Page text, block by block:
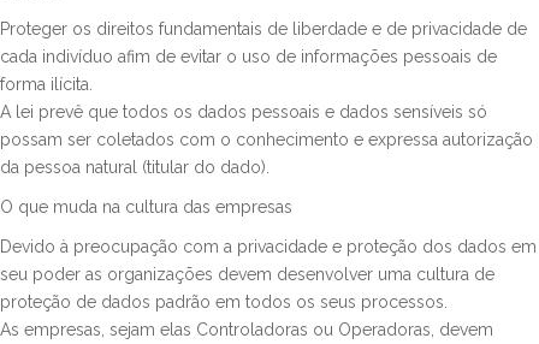
Proteger os direitos fundamentais de liberdade e de privacidade de
cada indivíduo afim de evitar o uso de informações pessoais de
forma ilícita.
A lei prevê que todos os dados pessoais e dados sensíveis só
possam ser coletados com o conhecimento e expressa autorização
da pessoa natural (titular do dado).
O que muda na cultura das empresas
Devido à preocupação com a privacidade e proteção dos dados em
seu poder as organizações devem desenvolver uma cultura de
proteção de dados padrão em todos os seus processos.
As empresas, sejam elas Controladoras ou Operadoras, devem